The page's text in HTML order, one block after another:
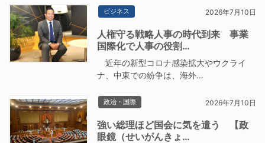
ビジネス 2026年7月10日
人権守る戦略人事の時代到来 事業
国際化で人事の役割…
近年の新型コロナ感染拡大やウクライ
ナ、中東での紛争は、海外…
政治・国際 2026年7月10日
強い総理ほど国会に気を遣う 【政
眼鏡（せいがんきょ…